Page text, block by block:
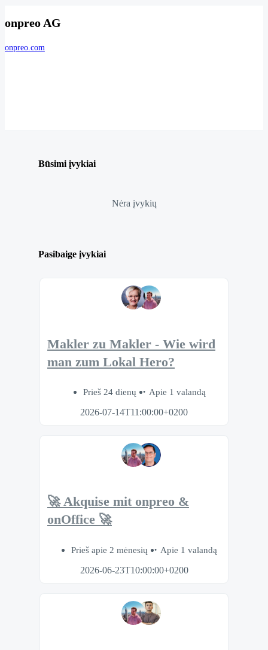
onpreo AG
onpreo.com
Būsimi įvykiai
Nėra įvykių
Pasibaige įvykiai
Makler zu Makler - Wie wird
man zum Lokal Hero?
Prieš 24 dienų
Apie 1 valandą
2026-07-14T11:00:00+0200
🚀 Akquise mit onpreo &
onOffice 🚀
Prieš apie 2 mėnesių
Apie 1 valandą
2026-06-23T10:00:00+0200